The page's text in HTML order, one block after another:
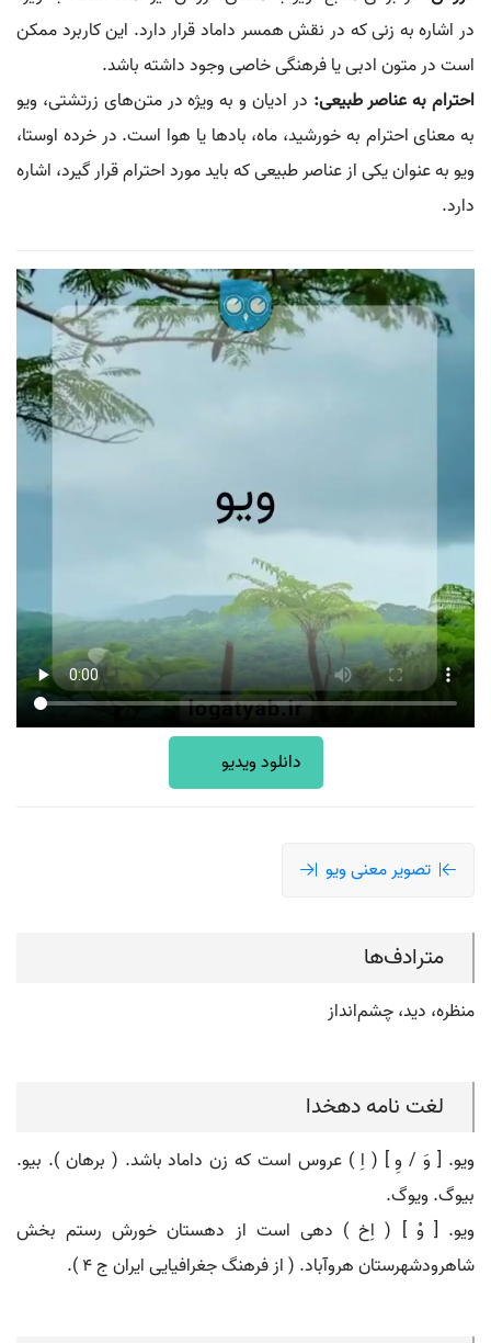
در اشاره به زنی که در نقش همسر داماد قرار دارد. این کاربرد ممکن
است در متون ادبی یا فرهنگی خاصی وجود داشته باشد.
احترام به عناصر طبیعی: در ادیان و به ویژه در متن‌های زرتشتی، ویو
به معنای احترام به خورشید، ماه، بادها یا هوا است. در خرده اوستا،
ویو به عنوان یکی از عناصر طبیعی که باید مورد احترام قرار گیرد، اشاره
دارد.
دانلود ویدیو
تصویر معنی ویو
مترادف‌ها
منظره، دید، چشم‌انداز
لغت نامه دهخدا
ویو. [ وَ / وِ ] ( اِ ) عروس است که زن داماد باشد. ( برهان ). بیو.
بیوگ. ویوگ.
ویو. [ وْ ] ( اِخ ) دهی است از دهستان خورش رستم بخش
شاهرودشهرستان هروآباد. ( از فرهنگ جغرافیایی ایران ج 4 ).